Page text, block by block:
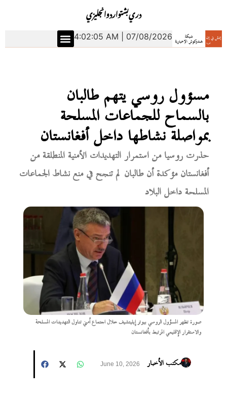
انجليزياردوبشتودري
4:02:06 AM | 07/08/2026
مسؤول روسي يتهم طالبان
بالسماح للجماعات المسلحة
بمواصلة نشاطها داخل أفغانستان
حذرت روسيا من استمرار التهديدات الأمنية المنطلقة من
أفغانستان مؤكدة أن طالبان لم تنجح في منع نشاط الجماعات
المسلحة داخل البلاد
صورة تظهر المسؤول الروسي بيوتر إيليتشيف خلال اجتماع أمني تناول التهديدات المسلحة
والاستقرار الإقليمي المرتبط بأفغانستان
مكتب الأخبار June 10, 2026